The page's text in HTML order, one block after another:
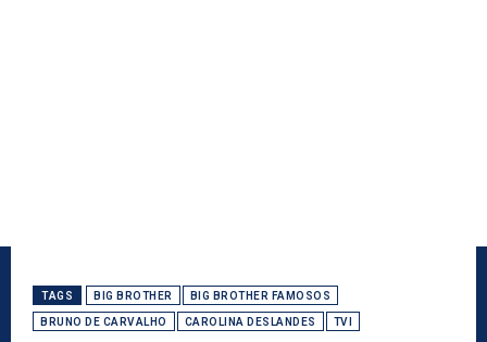
TAGS BIG BROTHER BIG BROTHER FAMOSOS
BRUNO DE CARVALHO CAROLINA DESLANDES TVI